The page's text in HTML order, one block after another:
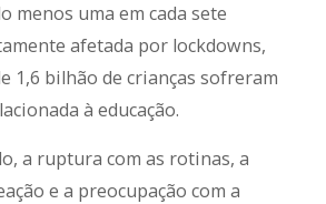
menos uma em cada sete
afetada por lockdowns,
1,6 bilhão de crianças sofreram
à educação.
a ruptura com as rotinas, a
e a preocupação com a